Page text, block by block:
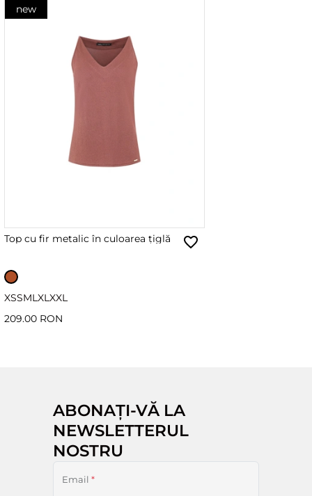
new
Top cu fir metalic în culoarea țiglă
XSSML XL XXL
209.00 RON
ABONAȚI-VĂ LA
NEWSLETTERUL
NOSTRU
Email *